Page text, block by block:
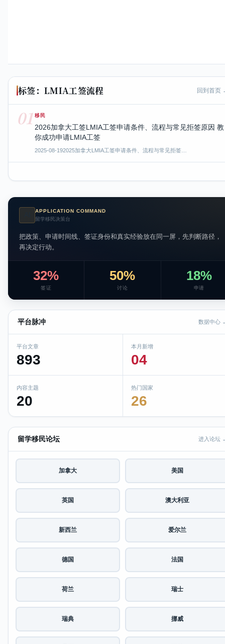
标签：LMIA工签流程 回到首页
01 移民
2026加拿大工签LMIA工签申请条件、流程与常见拒签原因 教
你成功申请LMIA工签
2025-08-192025加拿大LMIA工签申请条件、流程与常见拒签…
APPLICATION COMMAND
留学移民决策台
把政策、申请时间线、签证身份和真实经验放在同一屏，先判断路径，
再决定行动。
32%
签证
50%
讨论
18%
申请
平台脉冲 数据中心
平台文章
893
本月新增
04
内容主题
20
热门国家
26
留学移民论坛 进入论坛
加拿大 美国
英国 澳大利亚
新西兰 爱尔兰
德国 法国
荷兰 瑞士
瑞典 挪威